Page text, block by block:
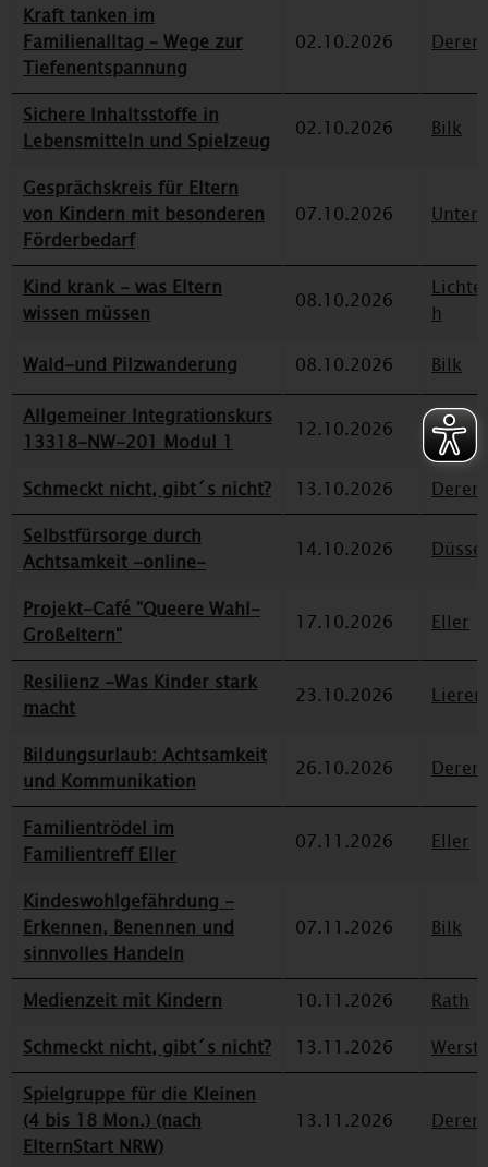
Kraft tanken im
Familienalltag – Wege zur
Tiefenentspannung
02.10.2026
Sichere Inhaltsstoffe in
Lebensmitteln und Spielzeug
02.10.2026 Bilk
Gesprächskreis für Eltern
von Kindern mit besonderen
Förderbedarf
07.10.2026
Kind krank - was Eltern
wissen müssen
08.10.2026
h
Wald-und Pilzwanderung
08.10.2026
Bilk
Allgemeiner Integrationskurs
13318-NW-201 Modul 1
12.10.2026
Schmeckt nicht, gibt´s nicht? 13.10.2026
Selbstfürsorge durch
Achtsamkeit -online-
14.10.2026
Projekt-Café "Queere Wahl-
Großeltern"
17.10.2026 Eller
Resilienz -Was Kinder stark
macht
23.10.2026
Bildungsurlaub: Achtsamkeit
und Kommunikation
26.10.2026
Familientrödel im
Familientreff Eller
07.11.2026 Eller
Kindeswohlgefährdung -
Erkennen, Benennen und
sinnvolles Handeln
07.11.2026 Bilk
Medienzeit mit Kindern 10.11.2026
Rath
Schmeckt nicht, gibt´s nicht?
13.11.2026
Spielgruppe für die Kleinen
(4 bis 18 Mon.) (nach
ElternStart NRW)
13.11.2026